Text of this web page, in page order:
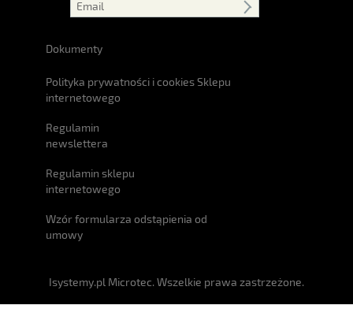
Dokumenty
Polityka prywatności i cookies Sklepu
internetowego
Regulamin
newslettera
Regulamin sklepu
internetowego
Wzór formularza odstąpienia od
umowy
Isystemy.pl Microtec. Wszelkie prawa zastrzeżone.